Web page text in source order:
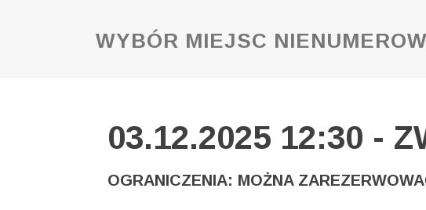
WYBÓR MIEJSC
03.12.2025 12:30 -
OGRANICZENIA: MOŻNA